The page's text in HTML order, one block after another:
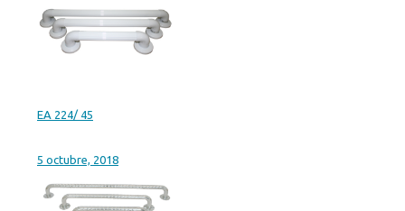
EA 224/ 45
5 octubre, 2018